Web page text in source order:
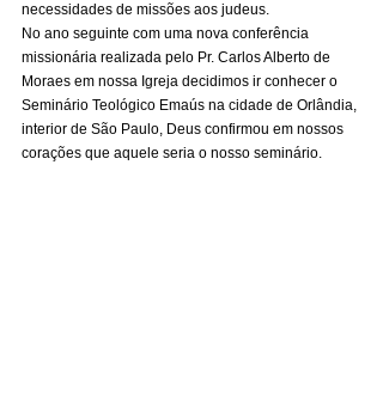
necessidades de missões aos judeus.
No ano seguinte com uma nova conferência
missionária realizada pelo Pr. Carlos Alberto de
Moraes em nossa Igreja decidimos ir conhecer o
Seminário Teológico Emaús na cidade de Orlândia,
interior de São Paulo, Deus confirmou em nossos
corações que aquele seria o nosso seminário.